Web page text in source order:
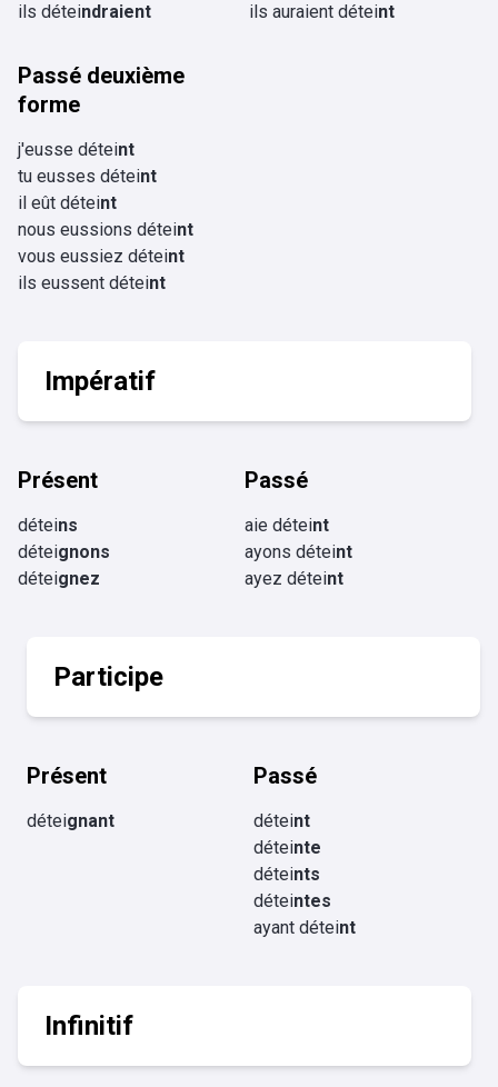
ils déteindraient ils auraient déteint
Passé deuxième
forme
j'eusse déteint
tu eusses déteint
il eût déteint
nous eussions déteint
vous eussiez déteint
ils eussent déteint
Impératif
Présent
déteins
déteignons
déteignez
Passé
aie déteint
ayons déteint
ayez déteint
Participe
Présent
déteignant
Passé
déteint
déteinte
déteints
déteintes
ayant déteint
Infinitif